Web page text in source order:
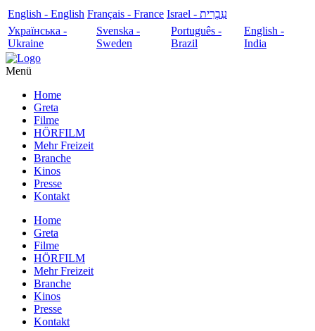
English - English Français - France
עִבְרִית - Israel
Українська -
Ukraine
Svenska -
Sweden
Português -
Brazil
English -
India
Menü
Home
Greta
Filme
HÖRFILM
Mehr Freizeit
Branche
Kinos
Presse
Kontakt
Home
Greta
Filme
HÖRFILM
Mehr Freizeit
Branche
Kinos
Presse
Kontakt